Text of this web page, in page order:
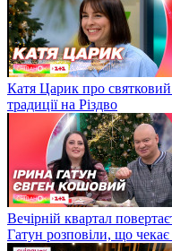
Катя Царик про святковий
традиції на Різдво
Вечірній квартал
Гатун розповіли, що чекає